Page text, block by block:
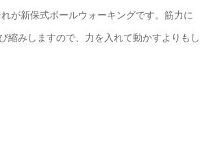
が新保式ボールウォーキングです。筋力に
縮みしますので、力を入れて動かすよりもし